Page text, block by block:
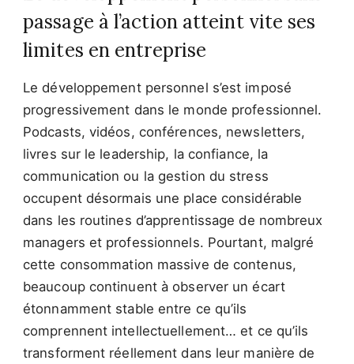
passage à l’action atteint vite ses
limites en entreprise
Le développement personnel s’est imposé
progressivement dans le monde professionnel.
Podcasts, vidéos, conférences, newsletters,
livres sur le leadership, la confiance, la
communication ou la gestion du stress
occupent désormais une place considérable
dans les routines d’apprentissage de nombreux
managers et professionnels. Pourtant, malgré
cette consommation massive de contenus,
beaucoup continuent à observer un écart
étonnamment stable entre ce qu’ils
comprennent intellectuellement… et ce qu’ils
transforment réellement dans leur manière de